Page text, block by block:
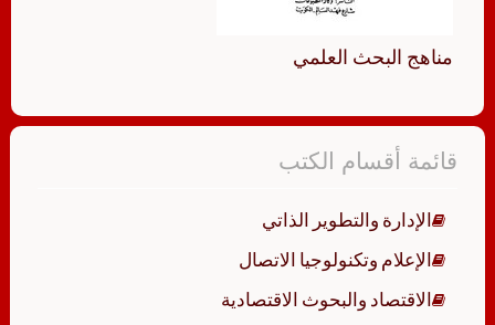
مناهج البحث العلمي
قائمة أقسام الكتب
الإدارة والتطوير الذاتي
الإعلام وتكنولوجيا الاتصال
الاقتصاد والبحوث الاقتصادية